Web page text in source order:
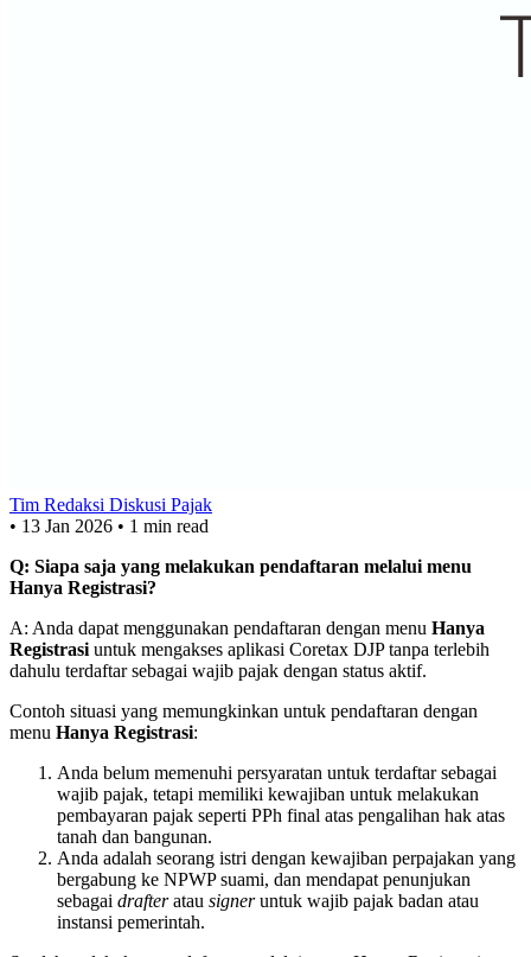
Tim Redaksi Diskusi Pajak
• 13 Jan 2026 • 1 min read
Q: Siapa saja yang melakukan pendaftaran melalui menu
Hanya Registrasi?
A: Anda dapat menggunakan pendaftaran dengan menu Hanya
Registrasi untuk mengakses aplikasi Coretax DJP tanpa terlebih
dahulu terdaftar sebagai wajib pajak dengan status aktif.
Contoh situasi yang memungkinkan untuk pendaftaran dengan
menu Hanya Registrasi:
Anda belum memenuhi persyaratan untuk terdaftar sebagai
wajib pajak, tetapi memiliki kewajiban untuk melakukan
pembayaran pajak seperti PPh final atas pengalihan hak atas
tanah dan bangunan.
Anda adalah seorang istri dengan kewajiban perpajakan yang
bergabung ke NPWP suami, dan mendapat penunjukan
sebagai drafteratau signeruntuk wajib pajak badan atau
instansi pemerintah.